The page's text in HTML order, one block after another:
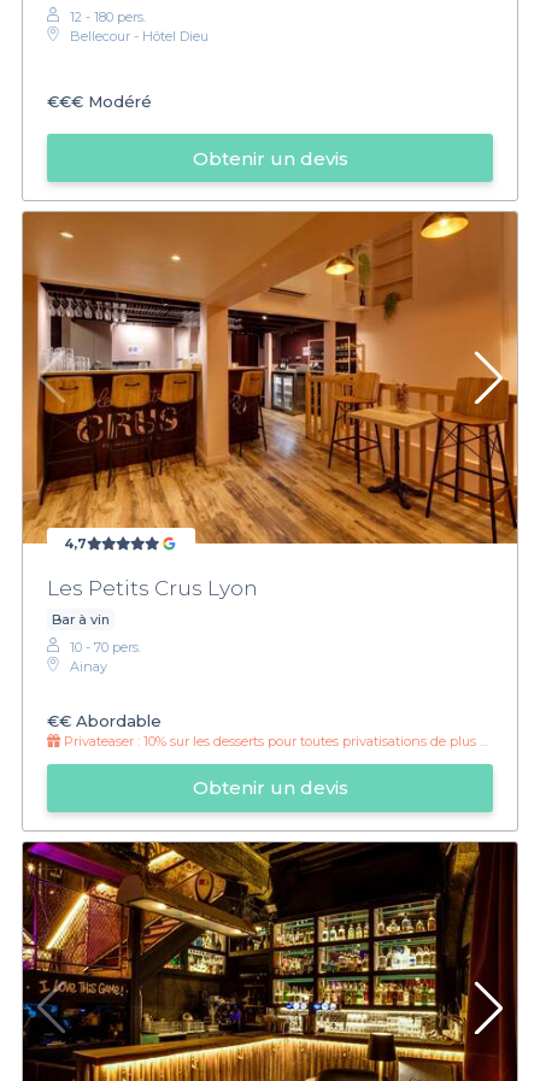
12 - 180 pers.
Bellecour - Hôtel Dieu
€€€ Modéré
Obtenir un devis
4,7
Les Petits Crus Lyon
Bar à vin
10 - 70 pers.
Ainay
€€ Abordable
Privateaser : 10% sur les desserts pour toutes privatisations de plus de 12 personnes !
Obtenir un devis